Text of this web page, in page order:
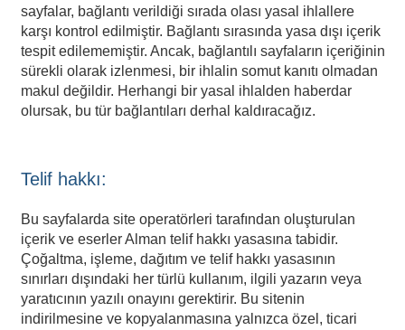
sayfalar, bağlantı verildiği sırada olası yasal ihlallere
karşı kontrol edilmiştir. Bağlantı sırasında yasa dışı içerik
tespit edilememiştir. Ancak, bağlantılı sayfaların içeriğinin
sürekli olarak izlenmesi, bir ihlalin somut kanıtı olmadan
makul değildir. Herhangi bir yasal ihlalden haberdar
olursak, bu tür bağlantıları derhal kaldıracağız.
Telif hakkı:
Bu sayfalarda site operatörleri tarafından oluşturulan
içerik ve eserler Alman telif hakkı yasasına tabidir.
Çoğaltma, işleme, dağıtım ve telif hakkı yasasının
sınırları dışındaki her türlü kullanım, ilgili yazarın veya
yaratıcının yazılı onayını gerektirir. Bu sitenin
indirilmesine ve kopyalanmasına yalnızca özel, ticari